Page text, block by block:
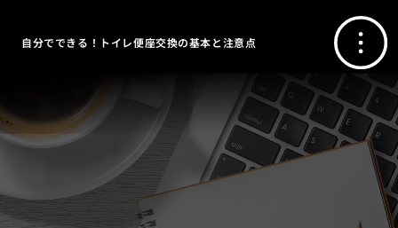
自分でできる！トイレ便座交換の基本と注意点